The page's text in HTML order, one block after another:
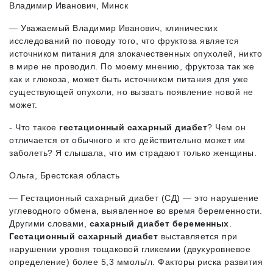
Владимир Иванович, Минск
— Уважаемый Владимир Иванович, клинических
исследований по поводу того, что фруктоза является
источником питания для злокачественных опухолей, никто
в мире не проводил. По моему мнению, фруктоза так же
как и глюкоза, может быть источником питания для уже
существующей опухоли, но вызвать появление новой не
может.
- Что такое гестационный сахарный диабет? Чем он
отличается от обычного и кто действительно может им
заболеть? Я слышала, что им страдают только женщины.
Ольга, Брестская область
— Гестационный сахарный диабет (СД) — это нарушение
углеводного обмена, выявленное во время беременности.
Другими словами, сахарный диабет беременных
Гестационный сахарный диабет выставляется при
нарушении уровня тощаковой гликемии (двухуровневое
определение) более 5,3 ммоль/л. Факторы риска развития